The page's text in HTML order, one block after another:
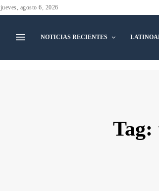
jueves, agosto 6, 2026
NOTICIAS RECIENTES
Tag: